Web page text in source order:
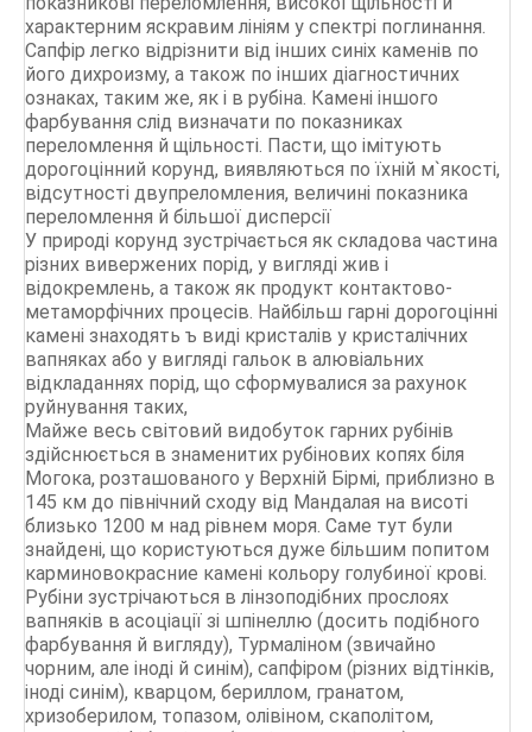
характерним яскравим лініям у спектрі поглинання.
Сапфір легко відрізнити від інших синіх каменів по
його дихроизму, а також по інших діагностичних
ознаках, таким же, як і в рубіна. Камені іншого
фарбування слід визначати по показниках
переломлення й щільності. Пасти, що імітують
дорогоцінний корунд, виявляються по їхній м`якості,
відсутності двупреломления, величині показника
переломлення й більшої дисперсії
У природі корунд зустрічається як складова частина
різних вивержених порід, у вигляді жив і
відокремлень, а також як продукт контактово-
метаморфічних процесів. Найбільш гарні дорогоцінні
камені знаходять ъ виді кристалів у кристалічних
вапняках або у вигляді гальок в алювіальних
відкладаннях порід, що сформувалися за рахунок
руйнування таких,
Майже весь світовий видобуток гарних рубінів
здійснюється в знаменитих рубінових копях біля
Могока, розташованого у Верхній Бірмі, приблизно в
145 км до північний сходу від Мандалая на висоті
близько 1200 м над рівнем моря. Саме тут були
знайдені, що користуються дуже більшим попитом
карминовокрасние камені кольору голубиної крові.
Рубіни зустрічаються в лінзоподібних прослоях
вапняків в асоціації зі шпінеллю (досить подібного
фарбування й вигляду), Турмаліном (звичайно
чорним, але іноді й синім), сапфіром (різних відтінків,
іноді синім), кварцом, бериллом, гранатом,
хризоберилом, топазом, олівіном, скаполітом,